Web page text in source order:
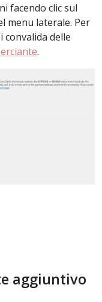
facendo clic sul
menu laterale. Per
convalida delle
.
aggiuntivo